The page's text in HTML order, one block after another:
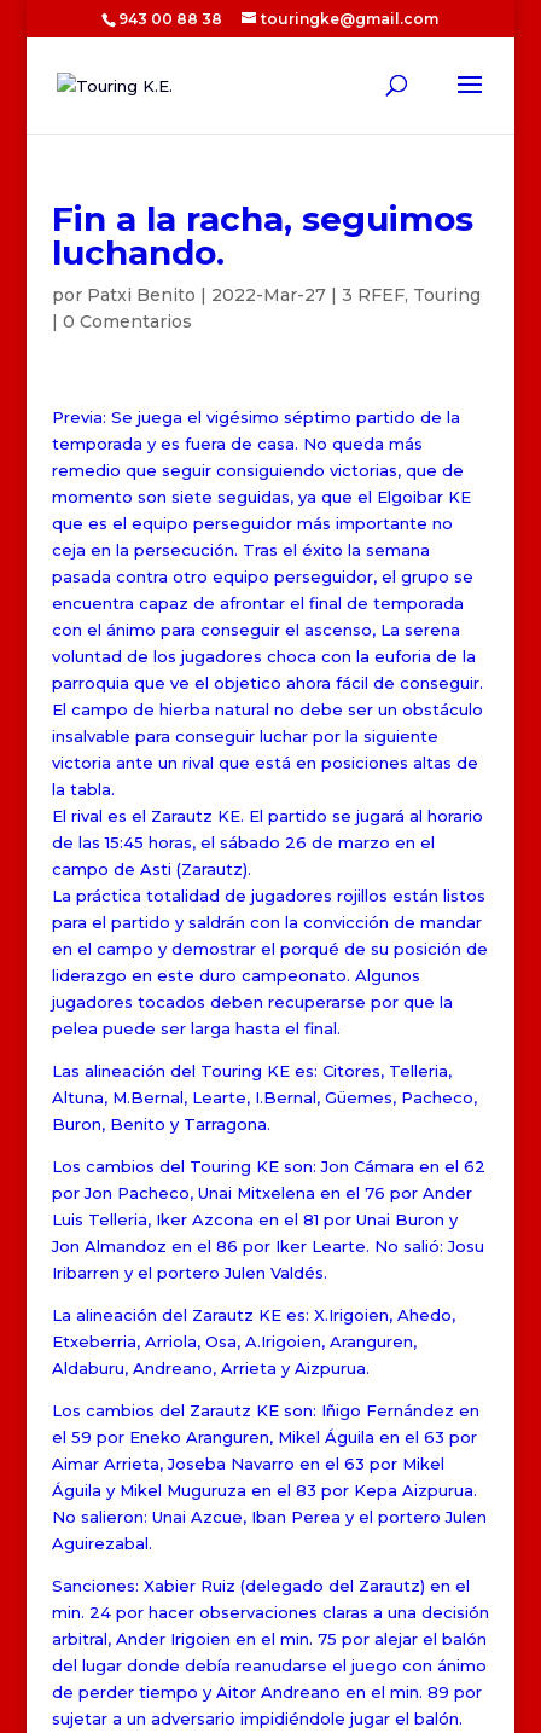
943 00 88 38 touringke@gmail.com
Fin a la racha, seguimos
luchando.
por Patxi Benito | 2022-Mar-27| 3 RFEF, Touring
| 0 Comentarios
Previa: Se juega el vigésimo séptimo partido de la
temporada y es fuera de casa. No queda más
remedio que seguir consiguiendo victorias, que de
momento son siete seguidas, ya que el Elgoibar KE
que es el equipo perseguidor más importante no
ceja en la persecución. Tras el éxito la semana
pasada contra otro equipo perseguidor, el grupo se
encuentra capaz de afrontar el final de temporada
con el ánimo para conseguir el ascenso, La serena
voluntad de los jugadores choca con la euforia de la
parroquia que ve el objetico ahora fácil de conseguir.
El campo de hierba natural no debe ser un obstáculo
insalvable para conseguir luchar por la siguiente
victoria ante un rival que está en posiciones altas de
la tabla.
El rival es el Zarautz KE. El partido se jugará al horario
de las 15:45 horas, el sábado 26 de marzo en el
campo de Asti (Zarautz).
La práctica totalidad de jugadores rojillos están listos
para el partido y saldrán con la convicción de mandar
en el campo y demostrar el porqué de su posición de
liderazgo en este duro campeonato. Algunos
jugadores tocados deben recuperarse por que la
pelea puede ser larga hasta el final.
Las alineación del Touring KE es: Citores, Telleria,
Altuna, M.Bernal, Learte, I.Bernal, Güemes, Pacheco,
Buron, Benito y Tarragona.
Los cambios del Touring KE son: Jon Cámara en el 62
por Jon Pacheco, Unai Mitxelena en el 76 por Ander
Luis Telleria, Iker Azcona en el 81 por Unai Buron y
Jon Almandoz en el 86 por Iker Learte. No salió: Josu
Iribarren y el portero Julen Valdés.
La alineación del Zarautz KE es: X.Irigoien, Ahedo,
Etxeberria, Arriola, Osa, A.Irigoien, Aranguren,
Aldaburu, Andreano, Arrieta y Aizpurua.
Los cambios del Zarautz KE son: Iñigo Fernández en
el 59 por Eneko Aranguren, Mikel Águila en el 63 por
Aimar Arrieta, Joseba Navarro en el 63 por Mikel
Águila y Mikel Muguruza en el 83 por Kepa Aizpurua.
No salieron: Unai Azcue, Iban Perea y el portero Julen
Aguirezabal.
Sanciones: Xabier Ruiz (delegado del Zarautz) en el
min. 24 por hacer observaciones claras a una decisión
arbitral, Ander Irigoien en el min. 75 por alejar el balón
del lugar donde debía reanudarse el juego con ánimo
de perder tiempo y Aitor Andreano en el min. 89 por
sujetar a un adversario impidiéndole jugar el balón.